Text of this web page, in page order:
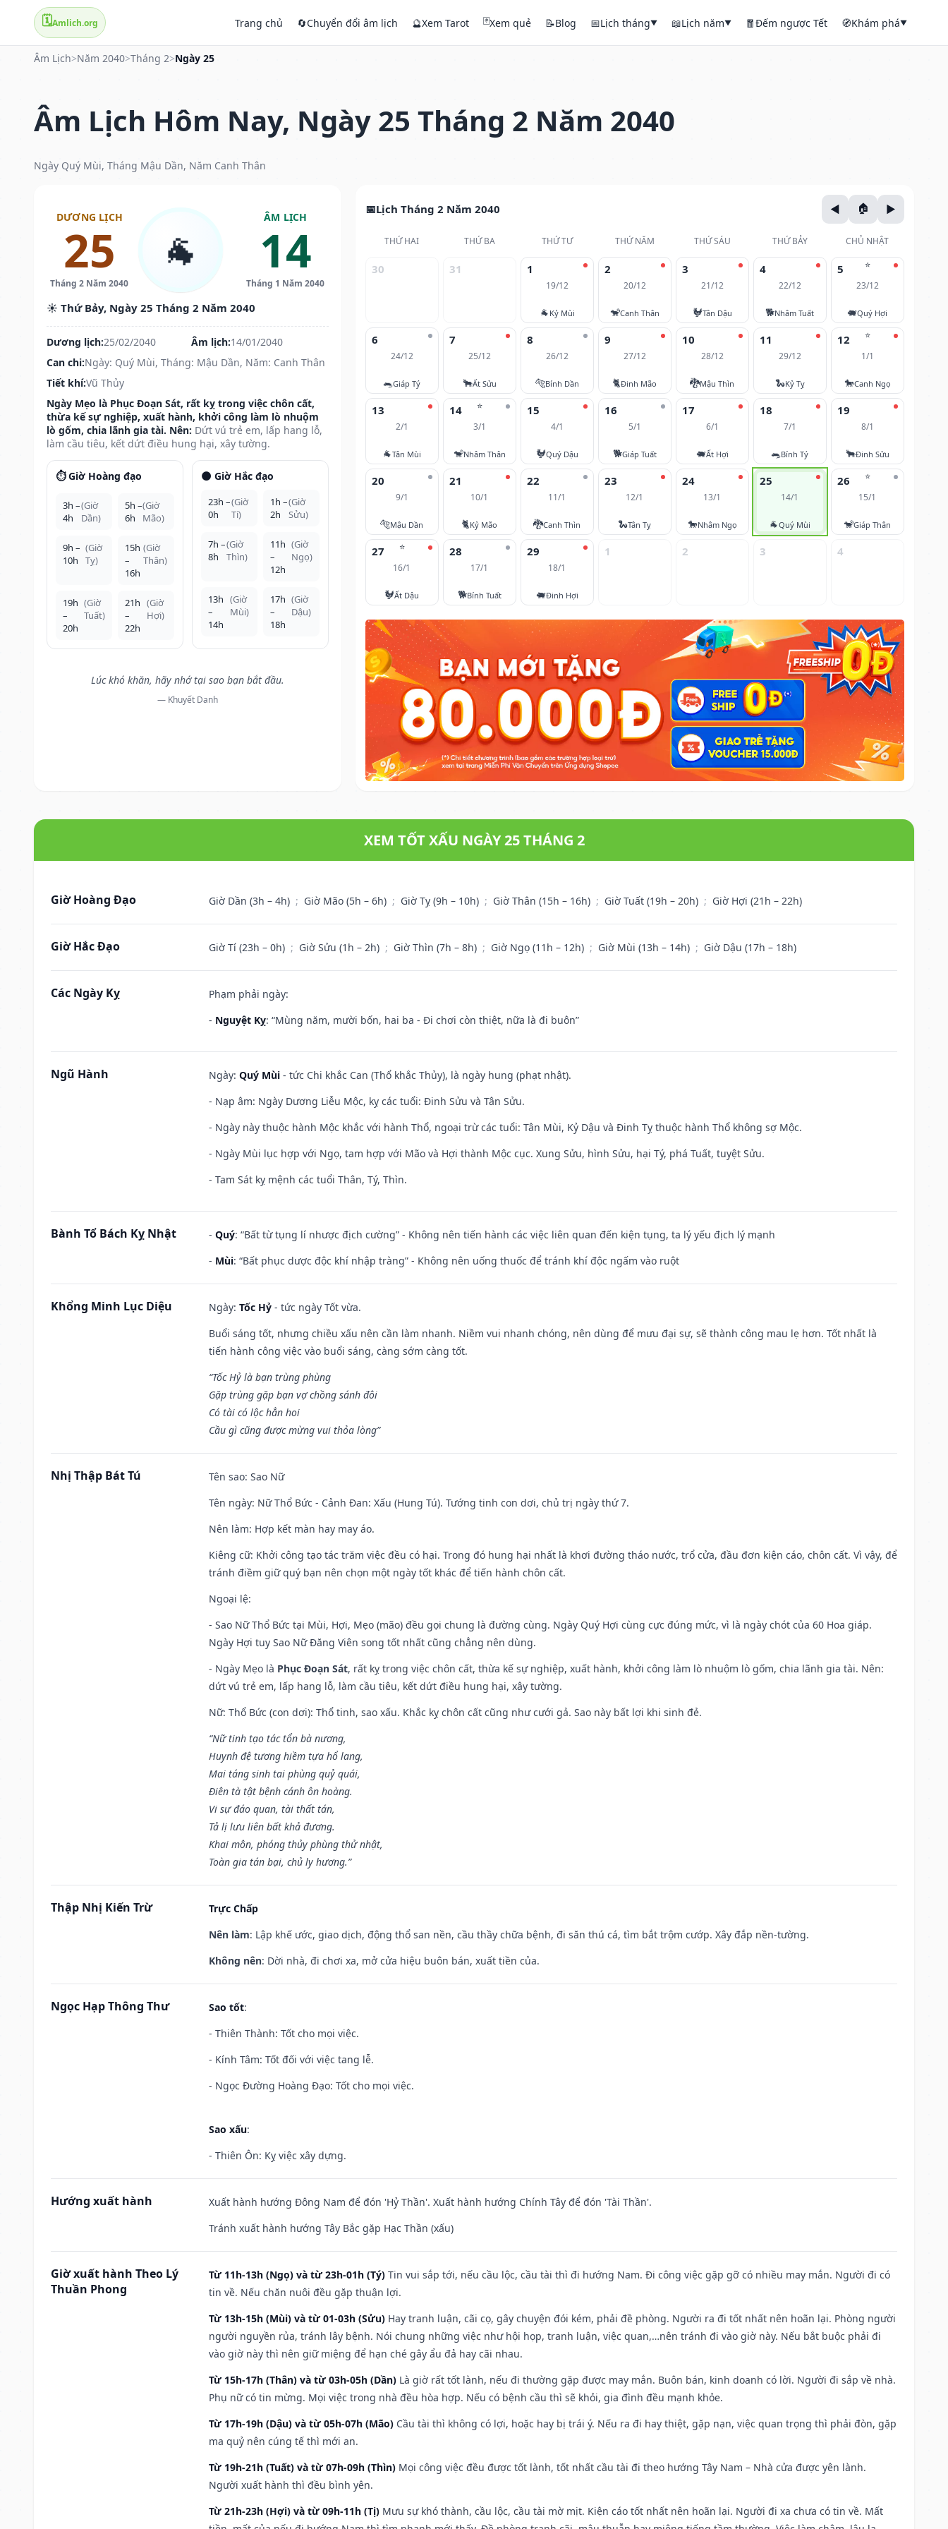
🗓️Amlich.org Trang chủ 🔄Chuyển đổi âm lịch 🔮Xem Tarot 🃏Xem quẻ 📝Blog 📅Lịch tháng▼ 📖Lịch năm▼ 🧧Đếm ngược Tết 🧭Khám phá▼
Âm Lịch>Năm 2040>Tháng 2>Ngày 25
Âm Lịch Hôm Nay, Ngày 25 Tháng 2 Năm 2040
Ngày Quý Mùi, Tháng Mậu Dần, Năm Canh Thân
DƯƠNG LỊCH
25
Tháng 2 Năm 2040
🐐
ÂM LỊCH
14
Tháng 1 Năm 2040
☀️ Thứ Bảy, Ngày 25 Tháng 2 Năm 2040
Dương lịch:25/02/2040 Âm lịch:14/01/2040
Can chi:Ngày: Quý Mùi, Tháng: Mậu Dần, Năm: Canh Thân
Tiết khí:Vũ Thủy
Ngày Mẹo là Phục Đoạn Sát, rất kỵ trong việc chôn cất,
thừa kế sự nghiệp, xuất hành, khởi công làm lò nhuộm
lò gốm, chia lãnh gia tài. Nên: Dứt vú trẻ em, lấp hang lỗ,
làm cầu tiêu, kết dứt điều hung hại, xây tường.
⏱️ Giờ Hoàng đạo
3h –
4h
(Giờ
Dần)
5h –
6h
(Giờ
Mão)
9h –
10h
(Giờ
Tỵ)
15h
–
16h
(Giờ
Thân)
19h
–
20h
(Giờ
Tuất)
21h
–
22h
(Giờ
Hợi)
🌑 Giờ Hắc đạo
23h –
0h
(Giờ
Tí)
1h –
2h
(Giờ
Sửu)
7h –
8h
(Giờ
Thìn)
11h
–
12h
(Giờ
Ngọ)
13h
–
14h
(Giờ
Mùi)
17h
–
18h
(Giờ
Dậu)
Lúc khó khăn, hãy nhớ tại sao bạn bắt đầu.
— Khuyết Danh
Lịch Tháng 2 Năm 2040
THỨ HAI THỨ BA THỨ TƯ THỨ NĂM THỨ SÁU THỨ BẢY CHỦ NHẬT
30 31 1
19/12
🐐 Kỷ Mùi
2
20/12
🐒Canh Thân
3
21/12
🐓Tân Dậu
4
22/12
🐕Nhâm Tuất
⭐
5
23/12
🐖Quý Hợi
6
24/12
🐀Giáp Tý
7
25/12
🐂Ất Sửu
8
26/12
🐅Bính Dần
9
27/12
🐈Đinh Mão
10
28/12
🐉Mậu Thìn
11
29/12
🐍Kỷ Tỵ
⭐
12
1/1
🐎Canh Ngọ
13
2/1
🐐Tân Mùi
⭐
14
3/1
🐒Nhâm Thân
15
4/1
🐓Quý Dậu
16
5/1
🐕Giáp Tuất
17
6/1
🐖Ất Hợi
18
7/1
🐀Bính Tý
19
8/1
🐂Đinh Sửu
20
9/1
🐅Mậu Dần
21
10/1
🐈Kỷ Mão
22
11/1
🐉Canh Thìn
23
12/1
🐍Tân Tỵ
24
13/1
🐎Nhâm Ngọ
25
14/1
🐐Quý Mùi
⭐
26
15/1
🐒Giáp Thân
⭐
27
16/1
🐓Ất Dậu
28
17/1
🐕Bính Tuất
29
18/1
🐖Đinh Hợi
1 2 3 4
XEM TỐT XẤU NGÀY 25 THÁNG 2
Giờ Hoàng Đạo Giờ Dần (3h – 4h) ; Giờ Mão (5h – 6h) ; Giờ Tỵ (9h – 10h) ; Giờ Thân (15h – 16h) ; Giờ Tuất (19h – 20h) ; Giờ Hợi (21h – 22h)
Giờ Hắc Đạo Giờ Tí (23h – 0h) ; Giờ Sửu (1h – 2h) ; Giờ Thìn (7h – 8h) ; Giờ Ngọ (11h – 12h) ; Giờ Mùi (13h – 14h) ; Giờ Dậu (17h – 18h)
Các Ngày Kỵ
Phạm phải ngày:
- Nguyệt Kỵ: “Mùng năm, mười bốn, hai ba - Đi chơi còn thiệt, nữa là đi buôn”
Ngũ Hành Ngày: Quý Mùi - tức Chi khắc Can (Thổ khắc Thủy), là ngày hung (phạt nhật).
- Nạp âm: Ngày Dương Liễu Mộc, kỵ các tuổi: Đinh Sửu và Tân Sửu.
- Ngày này thuộc hành Mộc khắc với hành Thổ, ngoại trừ các tuổi: Tân Mùi, Kỷ Dậu và Đinh Tỵ thuộc hành Thổ không sợ Mộc.
- Ngày Mùi lục hợp với Ngọ, tam hợp với Mão và Hợi thành Mộc cục. Xung Sửu, hình Sửu, hại Tý, phá Tuất, tuyệt Sửu.
- Tam Sát kỵ mệnh các tuổi Thân, Tý, Thìn.
Bành Tổ Bách Kỵ Nhật - Quý: “Bất từ tụng lí nhược địch cường” - Không nên tiến hành các việc liên quan đến kiện tụng, ta lý yếu địch lý mạnh
- Mùi: “Bất phục dược độc khí nhập tràng” - Không nên uống thuốc để tránh khí độc ngấm vào ruột
Khổng Minh Lục Diệu Ngày: Tốc Hỷ - tức ngày Tốt vừa.
Buổi sáng tốt, nhưng chiều xấu nên cần làm nhanh. Niềm vui nhanh chóng, nên dùng để mưu đại sự, sẽ thành công mau lẹ hơn. Tốt nhất là
tiến hành công việc vào buổi sáng, càng sớm càng tốt.
“Tốc Hỷ là bạn trùng phùng
Gặp trùng gặp bạn vợ chồng sánh đôi
Có tài có lộc hẳn hoi
Cầu gì cũng được mừng vui thỏa lòng”
Nhị Thập Bát Tú Tên sao: Sao Nữ
Tên ngày: Nữ Thổ Bức - Cảnh Đan: Xấu (Hung Tú). Tướng tinh con dơi, chủ trị ngày thứ 7.
Nên làm: Hợp kết màn hay may áo.
Kiêng cữ: Khởi công tạo tác trăm việc đều có hại. Trong đó hung hại nhất là khơi đường tháo nước, trổ cửa, đầu đơn kiện cáo, chôn cất. Vì vậy, để
tránh điềm giữ quý bạn nên chọn một ngày tốt khác để tiến hành chôn cất.
Ngoại lệ:
- Sao Nữ Thổ Bức tại Mùi, Hợi, Mẹo (mão) đều gọi chung là đường cùng. Ngày Quý Hợi cùng cực đúng mức, vì là ngày chót của 60 Hoa giáp.
Ngày Hợi tuy Sao Nữ Đăng Viên song tốt nhất cũng chẳng nên dùng.
- Ngày Mẹo là Phục Đoạn Sát, rất kỵ trong việc chôn cất, thừa kế sự nghiệp, xuất hành, khởi công làm lò nhuộm lò gốm, chia lãnh gia tài. Nên:
dứt vú trẻ em, lấp hang lỗ, làm cầu tiêu, kết dứt điều hung hại, xây tường.
Nữ: Thổ Bức (con dơi): Thổ tinh, sao xấu. Khắc kỵ chôn cất cũng như cưới gả. Sao này bất lợi khi sinh đẻ.
“Nữ tinh tạo tác tổn bà nương,
Huynh đệ tương hiềm tựa hổ lang,
Mai táng sinh tai phùng quỷ quái,
Điên tà tật bệnh cánh ôn hoàng.
Vi sự đáo quan, tài thất tán,
Tả lị lưu liên bất khả đương.
Khai môn, phóng thủy phùng thử nhật,
Toàn gia tán bại, chủ ly hương.”
Thập Nhị Kiến Trừ
Trực Chấp
Nên làm: Lập khế ước, giao dịch, động thổ san nền, cầu thầy chữa bệnh, đi săn thú cá, tìm bắt trộm cướp. Xây đắp nền-tường.
Không nên: Dời nhà, đi chơi xa, mở cửa hiệu buôn bán, xuất tiền của.
Ngọc Hạp Thông Thư Sao tốt:
- Thiên Thành: Tốt cho mọi việc.
- Kính Tâm: Tốt đối với việc tang lễ.
- Ngọc Đường Hoàng Đạo: Tốt cho mọi việc.
Sao xấu:
- Thiên Ôn: Kỵ việc xây dựng.
Hướng xuất hành
Xuất hành hướng Đông Nam để đón 'Hỷ Thần'. Xuất hành hướng Chính Tây để đón 'Tài Thần'.
Tránh xuất hành hướng Tây Bắc gặp Hạc Thần (xấu)
Giờ xuất hành Theo Lý
Thuần Phong
Từ 11h-13h (Ngọ) và từ 23h-01h (Tý) Tin vui sắp tới, nếu cầu lộc, cầu tài thì đi hướng Nam. Đi công việc gặp gỡ có nhiều may mắn. Người đi có
tin về. Nếu chăn nuôi đều gặp thuận lợi.
Từ 13h-15h (Mùi) và từ 01-03h (Sửu) Hay tranh luận, cãi cọ, gây chuyện đói kém, phải đề phòng. Người ra đi tốt nhất nên hoãn lại. Phòng người
người nguyền rủa, tránh lây bệnh. Nói chung những việc như hội họp, tranh luận, việc quan,…nên tránh đi vào giờ này. Nếu bắt buộc phải đi
vào giờ này thì nên giữ miệng để hạn ché gây ẩu đả hay cãi nhau.
Từ 15h-17h (Thân) và từ 03h-05h (Dần) Là giờ rất tốt lành, nếu đi thường gặp được may mắn. Buôn bán, kinh doanh có lời. Người đi sắp về nhà.
Phụ nữ có tin mừng. Mọi việc trong nhà đều hòa hợp. Nếu có bệnh cầu thì sẽ khỏi, gia đình đều mạnh khỏe.
Từ 17h-19h (Dậu) và từ 05h-07h (Mão) Cầu tài thì không có lợi, hoặc hay bị trái ý. Nếu ra đi hay thiệt, gặp nạn, việc quan trọng thì phải đòn, gặp
ma quỷ nên cúng tế thì mới an.
Từ 19h-21h (Tuất) và từ 07h-09h (Thìn) Mọi công việc đều được tốt lành, tốt nhất cầu tài đi theo hướng Tây Nam – Nhà cửa được yên lành.
Người xuất hành thì đều bình yên.
Từ 21h-23h (Hợi) và từ 09h-11h (Tị) Mưu sự khó thành, cầu lộc, cầu tài mờ mịt. Kiện cáo tốt nhất nên hoãn lại. Người đi xa chưa có tin về. Mất